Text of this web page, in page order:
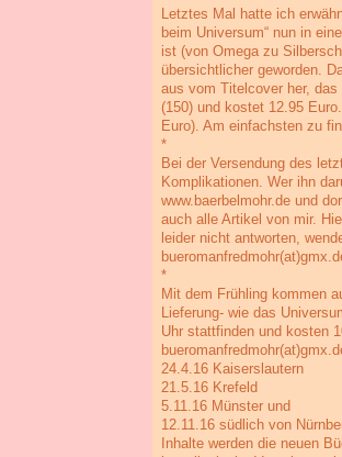
Letztes Mal hatte ich
beim Universum“ nun in
ist (von Omega zu
übersichtlicher geworden.
aus vom Titelcover her,
(150) und kostet 12.95
Euro). Am einfachsten zu
*
Bei der Versendung des
Komplikationen. Wer ihn
www.baerbelmohr.de und
auch alle Artikel von mir.
leider nicht antworten,
*
Mit dem Frühling kommen
Lieferung- wie das
Uhr stattfinden und kosten
24.4.16 Kaiserslautern
21.5.16 Krefeld
5.11.16 Münster und
12.11.16 südlich von
Inhalte werden die neuen